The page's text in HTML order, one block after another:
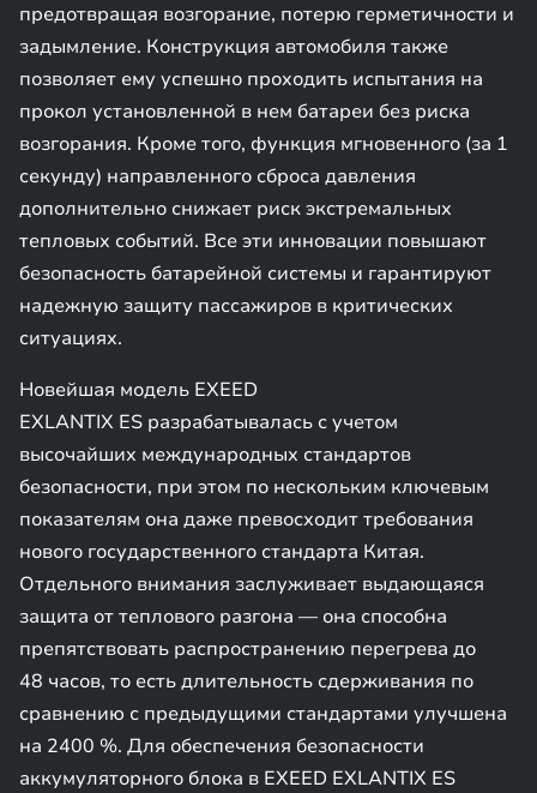
предотвращая возгорание, потерю герметичности и
задымление. Конструкция автомобиля также
позволяет ему успешно проходить испытания на
прокол установленной в нем батареи без риска
возгорания. Кроме того, функция мгновенного (за 1
секунду) направленного сброса давления
дополнительно снижает риск экстремальных
тепловых событий. Все эти инновации повышают
безопасность батарейной системы и гарантируют
надежную защиту пассажиров в критических
ситуациях.
Новейшая модель EXEED
EXLANTIX ES разрабатывалась с учетом
высочайших международных стандартов
безопасности, при этом по нескольким ключевым
показателям она даже превосходит требования
нового государственного стандарта Китая.
Отдельного внимания заслуживает выдающаяся
защита от теплового разгона — она способна
препятствовать распространению перегрева до
48 часов, то есть длительность сдерживания по
сравнению с предыдущими стандартами улучшена
на 2400 %. Для обеспечения безопасности
аккумуляторного блока в EXEED EXLANTIX ES